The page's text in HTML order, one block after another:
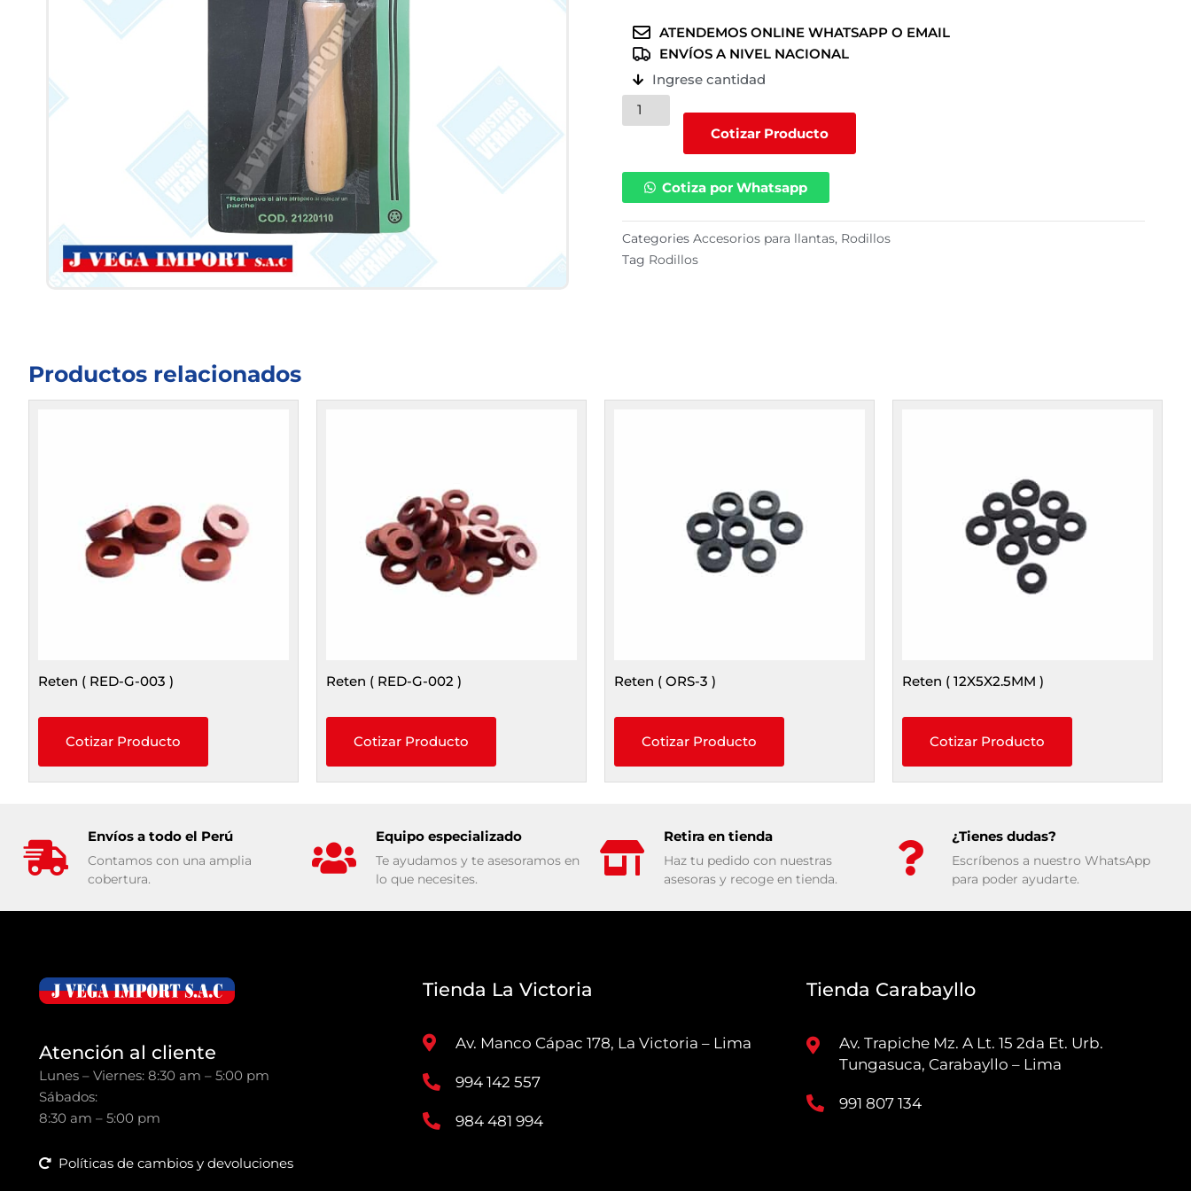
ATENDEMOS ONLINE WHATSAPP O EMAIL
ENVÍOS A NIVEL NACIONAL
Ingrese cantidad
21220110
(
Cotizar Producto
Cotiza por Whatsapp
Categories Accesorios para llantas, Rodillos
Tag Rodillos
Productos relacionados
Reten ( RED-G-003 )
Cotizar Producto
Reten ( RED-G-002 )
Cotizar Producto
Reten ( ORS-3 )
Cotizar Producto
Reten ( 12X5X2.5MM )
Cotizar Producto
Envíos a todo el Perú
Contamos con una amplia
cobertura.
Equipo especializado
Te ayudamos y te asesoramos en
lo que necesites.
Retira en tienda
Haz tu pedido con nuestras
asesoras y recoge en tienda.
¿Tienes dudas?
Escríbenos a nuestro WhatsApp
para poder ayudarte.
Atención al cliente
Lunes – Viernes: 8:30 am – 5:00 pm
Sábados:
8:30 am – 5:00 pm
Políticas de cambios y devoluciones
Tienda La Victoria
Av. Manco Cápac 178, La Victoria – Lima
994 142 557
984 481 994
Tienda Carabayllo
Av. Trapiche Mz. A Lt. 15 2da Et. Urb.
Tungasuca, Carabayllo – Lima
991 807 134